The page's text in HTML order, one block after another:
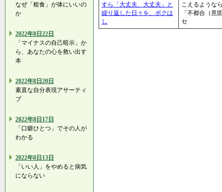
なぜ「粗食」が体にいいの
か
2022年8日22日
「マイナスの自己暗示」か
ら、あなたの心を救い出す
本
2022年8日20日
素直な自分表現アサーティ
ブ
2022年8日17日
「口癖ひとつ」でその人が
わかる
2022年8日13日
「いい人」をやめると病気
にならない
すら「大丈夫、大丈夫」と
繰り返した日々を、ボクは
し
こえるような
「不都合（意
セ